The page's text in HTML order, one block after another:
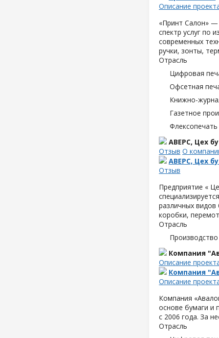
Описание
«Принт Салон» —
спектр услуг по
современных
ручки, зонты,
Отрасль
Цифровая
Офсетная
Книжно-
Газетное
АВЕРС, Цех
Отзыв О
АВЕРС, Цех
Отзыв
Предприятие «
различных видов
коробки,
Отрасль
Компания
Описание
Компания
Описание
Компания
основе бумаги и
с 2006 года. За
Отрасль